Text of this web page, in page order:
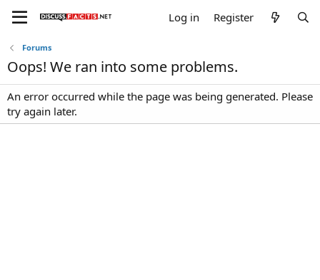
Log in Register
Forums
Oops! We ran into some problems.
An error occurred while the page was being generated. Please
try again later.